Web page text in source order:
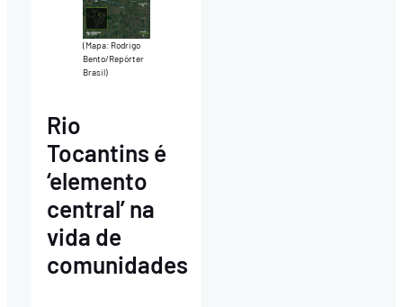
(Mapa: Rodrigo
Bento/Repórter
Brasil)
Rio
Tocantins é
‘elemento
central’ na
vida de
comunidades